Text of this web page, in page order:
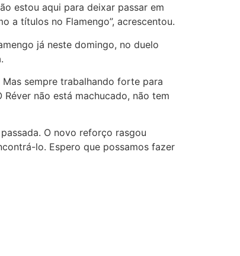
estou aqui para deixar passar em
a títulos no Flamengo”, acrescentou.
já neste domingo, no duelo
sempre trabalhando forte para
não está machucado, não tem
O novo reforço rasgou
lo. Espero que possamos fazer